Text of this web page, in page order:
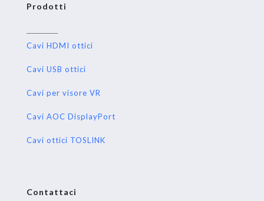
Prodotti
Cavi HDMI ottici
Cavi USB ottici
Cavi per visore VR
Cavi AOC DisplayPort
Cavi ottici TOSLINK
Contattaci